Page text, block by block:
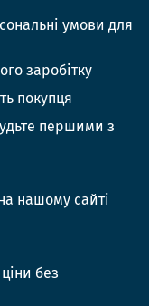
умови для
заробітку
покупця
першими з
нашому сайті
без